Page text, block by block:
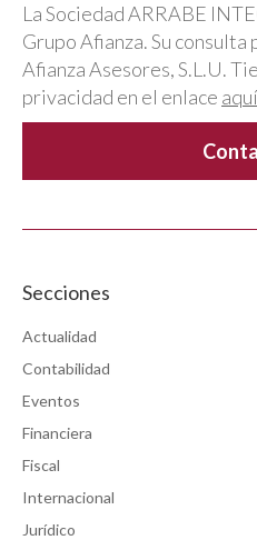
La Sociedad ARRABE
Grupo Afianza. Su
Afianza Asesores, S.L.U.
privacidad en el enlace aquí
Secciones
Actualidad
Contabilidad
Eventos
Financiera
Fiscal
Internacional
Jurídico